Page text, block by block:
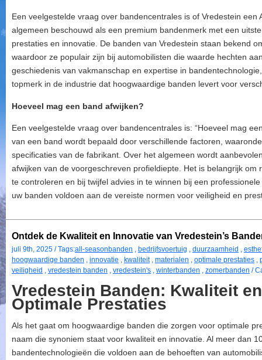
Een veelgestelde vraag over bandencentrales is of Vredestein een
algemeen beschouwd als een premium bandenmerk met een
prestaties en innovatie. De banden van Vredestein staan bekend
waardoor ze populair zijn bij automobilisten die waarde hechten
geschiedenis van vakmanschap en expertise in
topmerk in de industrie dat hoogwaardige banden levert voor
Hoeveel mag een band afwijken?
Een veelgestelde vraag over bandencentrales is: “Hoeveel mag
van een band wordt bepaald door verschillende factoren,
specificaties van de fabrikant. Over het algemeen wordt
afwijken van de voorgeschreven profieldiepte. Het is belangrijk
te controleren en bij twijfel advies in te winnen bij een
uw banden voldoen aan de vereiste normen voor veiligheid en
Ontdek de Kwaliteit en Innovatie van Vredestein’s
juli 9th, 2025 / Tags:all-seasonbanden , bedrijfsvoertuig , duurzaamheid ,
hoogwaardige banden , innovatie , kwaliteit, materialen , optimale prestaties ,
veiligheid , vredestein banden , vredestein's , winterbanden , zomerbanden /
Vredestein Banden: Kwaliteit
Optimale Prestaties
Als het gaat om hoogwaardige banden die zorgen voor optimale
naam die synoniem staat voor kwaliteit en innovatie. Al meer dan
bandentechnologieën die voldoen aan de behoeften van